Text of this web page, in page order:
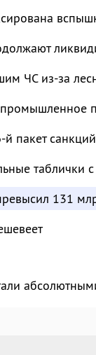
ЧС из-за
пакет
таблички
131